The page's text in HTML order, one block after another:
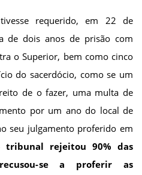
requerido, em 22 de
de dois anos de prisão com
o Superior, bem como cinco
do sacerdócio, como se um
de o fazer, uma multa de
por um ano do local de
seu julgamento proferido em
tribunal rejeitou 90% das
se a proferir as